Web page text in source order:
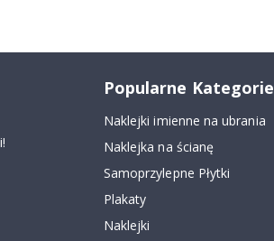
Popularne Kategorie
Naklejki imienne na ubrania
Naklejka na ścianę
Samoprzylepne Płytki
Plakaty
Naklejki